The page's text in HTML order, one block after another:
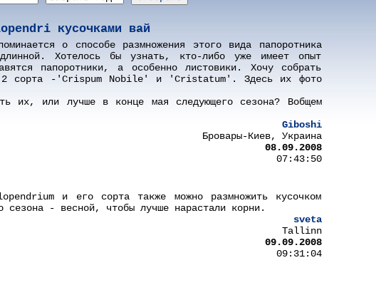
кусочками вай
о способе размножения этого вида папоротника
Хотелось бы узнать, кто-либо уже имеет опыт
папоротники, а особенно листовики. Хочу собрать
2 сорта -'Crispum Nobile' и 'Cristatum'. Здесь их фото
их, или лучше в конце мая следующего сезона? Вобщем
Giboshi
Бровары-Киев, Украина
08.09.2008
07:43:50
и его сорта также можно размножить кусочком
сезона - весной, чтобы лучше нарастали корни.
sveta
Tallinn
09.09.2008
09:31:04